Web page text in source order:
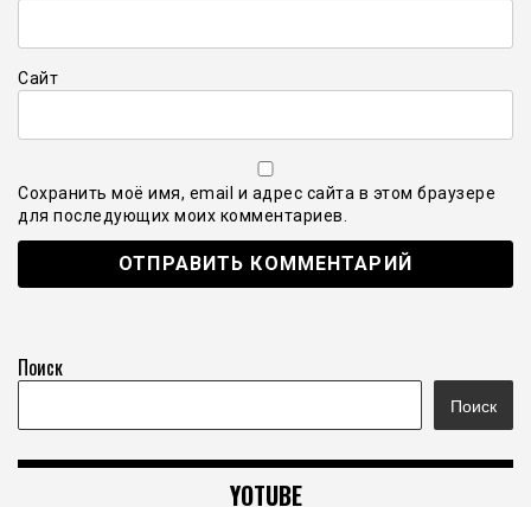
Сайт
Сохранить моё имя, email и адрес сайта в этом браузере
для последующих моих комментариев.
Поиск
Поиск
YOTUBE